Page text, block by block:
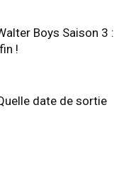
Boys Saison 3 :
!
date de sortie